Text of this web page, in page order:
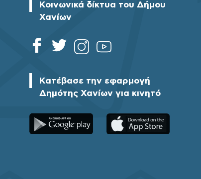
Κοινωνικά δίκτυα του Δήμου
Χανίων
Κατέβασε την εφαρμογή
Δημότης Χανίων για κινητό